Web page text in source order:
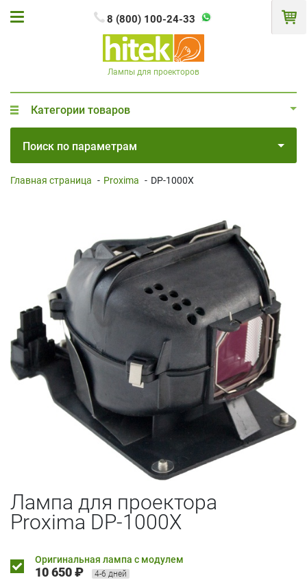
8 (800) 100-24-33
Лампы для проекторов
Категории товаров
Поиск по параметрам
Главная страница - Proxima - DP-1000X
Лампа для проектора
Proxima DP-1000X
Оригинальная лампа с модулем
10 650 ₽ 4-6 дней